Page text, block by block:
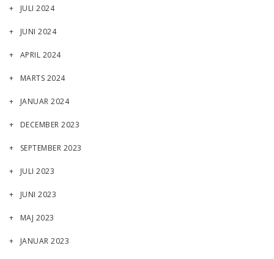
JULI 2024
JUNI 2024
APRIL 2024
MARTS 2024
JANUAR 2024
DECEMBER 2023
SEPTEMBER 2023
JULI 2023
JUNI 2023
MAJ 2023
JANUAR 2023